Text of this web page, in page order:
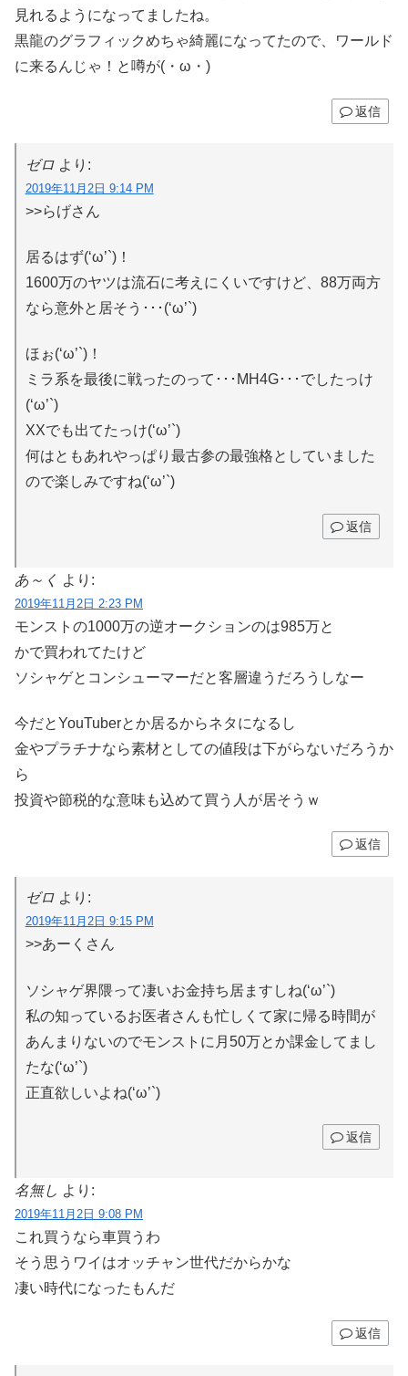
見れるようになってましたね。
黒龍のグラフィックめちゃ綺麗になってたので、ワールド
に来るんじゃ！と噂が(・ω・)
返信
ゼロ より:
2019年11月2日 9:14 PM
>>らげさん
居るはず(‘ω’`)！
1600万のヤツは流石に考えにくいですけど、88万両方
なら意外と居そう･･･(‘ω’`)
ほぉ(‘ω’`)！
ミラ系を最後に戦ったのって･･･MH4G･･･でしたっけ
(‘ω’`)
XXでも出てたっけ(‘ω’`)
何はともあれやっぱり最古参の最強格としていました
ので楽しみですね(‘ω’`)
返信
あ～く より:
2019年11月2日 2:23 PM
モンストの1000万の逆オークションのは985万とかで買わ
れてたけど
ソシャゲとコンシューマーだと客層違うだろうしなー
今だとYouTuberとか居るからネタになるし
金やプラチナなら素材としての値段は下がらないだろうか
ら
投資や節税的な意味も込めて買う人が居そうｗ
返信
ゼロ より:
2019年11月2日 9:15 PM
>>あーくさん
ソシャゲ界隈って凄いお金持ち居ますしね(‘ω’`)
私の知っているお医者さんも忙しくて家に帰る時間が
あんまりないのでモンストに月50万とか課金してまし
たな(‘ω’`)
正直欲しいよね(‘ω’`)
返信
名無し より:
2019年11月2日 9:08 PM
これ買うなら車買うわ
そう思うワイはオッチャン世代だからかな
凄い時代になったもんだ
返信